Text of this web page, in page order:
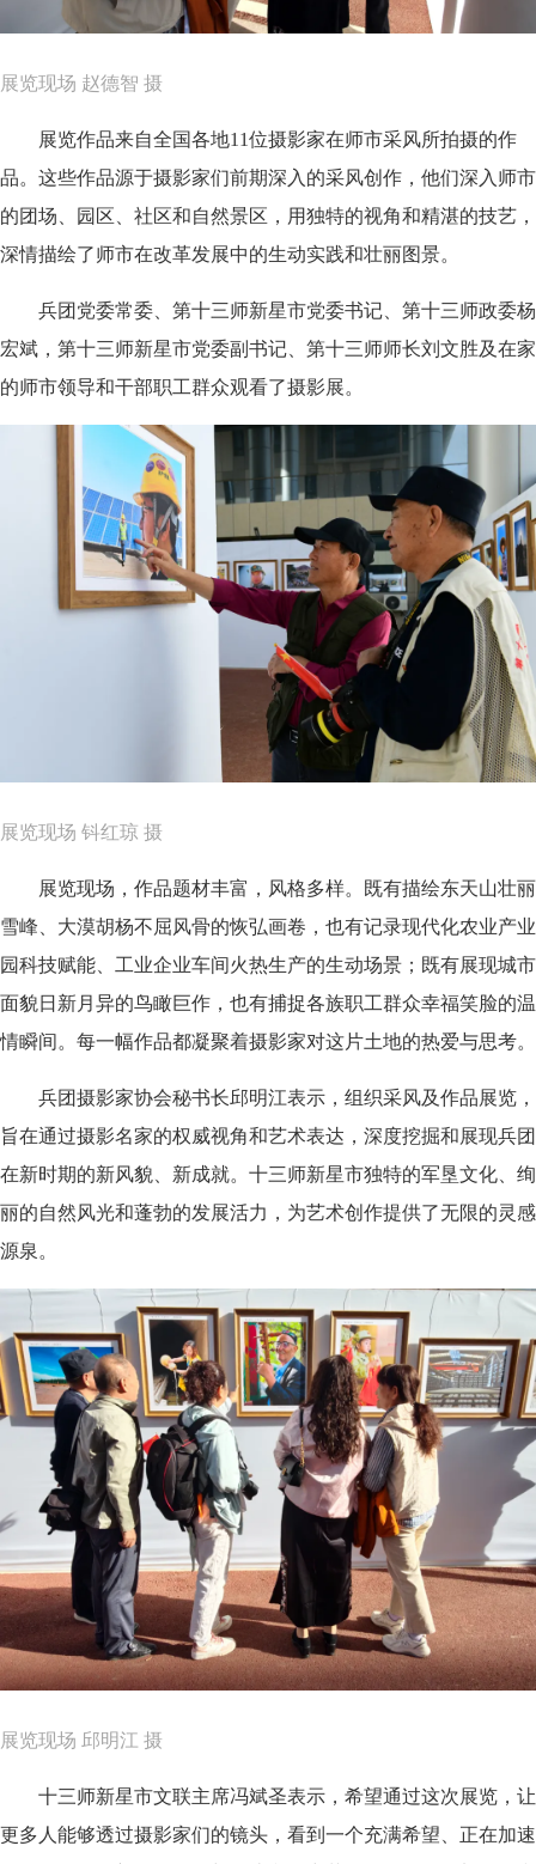
展览现场 赵德智 摄
展览作品来自全国各地11位摄影家在师市采风所拍摄的作
品。这些作品源于摄影家们前期深入的采风创作，他们深入师市
的团场、园区、社区和自然景区，用独特的视角和精湛的技艺，
深情描绘了师市在改革发展中的生动实践和壮丽图景。
兵团党委常委、第十三师新星市党委书记、第十三师政委杨
宏斌，第十三师新星市党委副书记、第十三师师长刘文胜及在家
的师市领导和干部职工群众观看了摄影展。
展览现场 钭红琼 摄
展览现场，作品题材丰富，风格多样。既有描绘东天山壮丽
雪峰、大漠胡杨不屈风骨的恢弘画卷，也有记录现代化农业产业
园科技赋能、工业企业车间火热生产的生动场景；既有展现城市
面貌日新月异的鸟瞰巨作，也有捕捉各族职工群众幸福笑脸的温
情瞬间。每一幅作品都凝聚着摄影家对这片土地的热爱与思考。
兵团摄影家协会秘书长邱明江表示，组织采风及作品展览，
旨在通过摄影名家的权威视角和艺术表达，深度挖掘和展现兵团
在新时期的新风貌、新成就。十三师新星市独特的军垦文化、绚
丽的自然风光和蓬勃的发展活力，为艺术创作提供了无限的灵感
源泉。
展览现场 邱明江 摄
十三师新星市文联主席冯斌圣表示，希望通过这次展览，让
更多人能够透过摄影家们的镜头，看到一个充满希望、正在加速